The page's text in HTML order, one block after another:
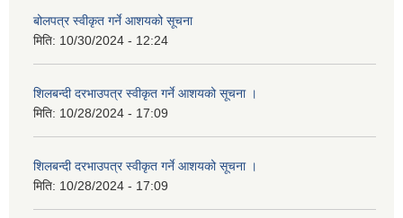
बोलपत्र स्वीकृत गर्ने आशयको सूचना
मिति: 10/30/2024 - 12:24
शिलबन्दी दरभाउपत्र स्वीकृत गर्ने आशयको सूचना ।
मिति: 10/28/2024 - 17:09
शिलबन्दी दरभाउपत्र स्वीकृत गर्ने आशयको सूचना ।
मिति: 10/28/2024 - 17:09